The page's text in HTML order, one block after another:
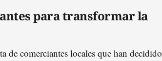
para transformar la
de comerciantes locales que han decidido